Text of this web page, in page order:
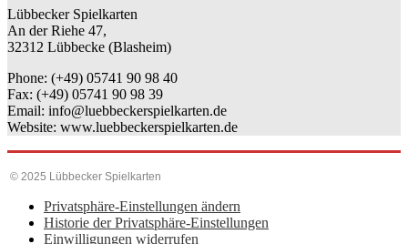
Lübbecker Spielkarten
An der Riehe 47,
32312 Lübbecke (Blasheim)
Phone: (+49) 05741 90 98 40
Fax: (+49) 05741 90 98 39
Email: info@luebbeckerspielkarten.de
Website: www.luebbeckerspielkarten.de
© 2025 Lübbecker Spielkarten
Privatsphäre-Einstellungen ändern
Historie der Privatsphäre-Einstellungen
Einwilligungen widerrufen